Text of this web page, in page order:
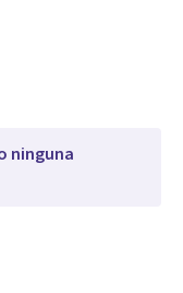
ninguna